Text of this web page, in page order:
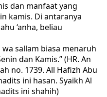
dan manfaat yang
kamis. Di antaranya
‘anha, beliau
wa sallam biasa menaruh
dan Kamis.” (HR. An
no. 1739. All Hafizh Abu
ini hasan. Syaikh Al
ini shahih)